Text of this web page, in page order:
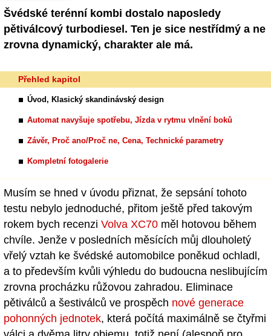
Švédské terénní kombi dostalo naposledy
pětiválcový turbodiesel. Ten je sice nestřídmý a ne
zrovna dynamický, charakter ale má.
Přehled kapitol
Úvod, Klasický skandinávský design
Automat navyšuje spotřebu, Jízda v rytmu vlnění boků
Závěr, Proč ano/Proč ne, Cena, Technické parametry
Kompletní fotogalerie
Musím se hned v úvodu přiznat, že sepsání tohoto
testu nebylo jednoduché, přitom ještě před takovým
rokem bych recenzi Volva XC70 měl hotovou během
chvíle. Jenže v posledních měsících můj dlouholetý
vřelý vztah ke švédské automobilce poněkud ochladl,
a to především kvůli výhledu do budoucna neslibujícím
zrovna procházku růžovou zahradou. Eliminace
pětiválců a šestiválců ve prospěch nové generace
pohonných jednotek, která počítá maximálně se čtyřmi